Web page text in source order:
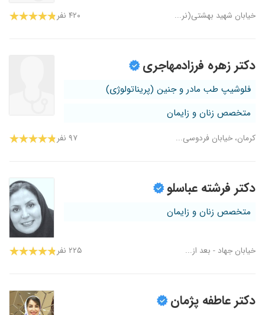
خیابان شهید بهشتی(نر... ۴۲۰ نفر
دکتر زهره فرزادمهاجری
فلوشیپ طب مادر و جنین (پریناتولوژی)
متخصص زنان و زایمان
کرمان، خیابان فردوسی... ۹۷ نفر
دکتر فرشته عباسلو
متخصص زنان و زایمان
خیابان جهاد - بعد از... ۲۲۵ نفر
دکتر عاطفه پژمان